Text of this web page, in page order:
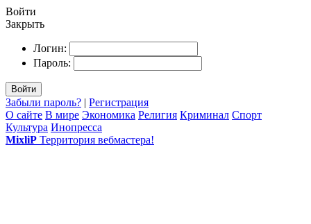
Войти
Закрыть
Логин:
Пароль:
Войти
Забыли пароль? | Регистрация
О сайте В мире Экономика Религия Криминал Спорт
Культура Инопресса
MixliP Территория вебмастера!